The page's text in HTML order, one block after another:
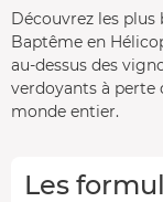
Découvrez les plus
Baptême en
au-dessus des
verdoyants à perte
monde entier.
Les